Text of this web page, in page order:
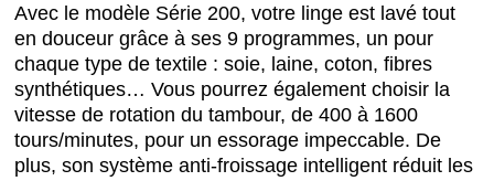
Avec le modèle Série 200, votre linge est lavé tout
en douceur grâce à ses 9 programmes, un pour
chaque type de textile : soie, laine, coton, fibres
synthétiques… Vous pourrez également choisir la
vitesse de rotation du tambour, de 400 à 1600
tours/minutes, pour un essorage impeccable. De
plus, son système anti-froissage intelligent réduit les